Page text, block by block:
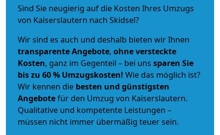
Sind Sie neugierig auf die Kosten Ihres Umzugs
von Kaiserslautern nach Skidsel?
Wir sind es auch und deshalb bieten wir Ihnen
transparente Angebote, ohne versteckte
Kosten, ganz im Gegenteil – bei uns sparen Sie
bis zu 60 % Umzugskosten! Wie das möglich ist?
Wir kennen die besten und günstigsten
Angebotefür den Umzug von Kaiserslautern.
Qualitative und kompetente Leistungen –
müssen nicht immer übermäßig teuer sein.